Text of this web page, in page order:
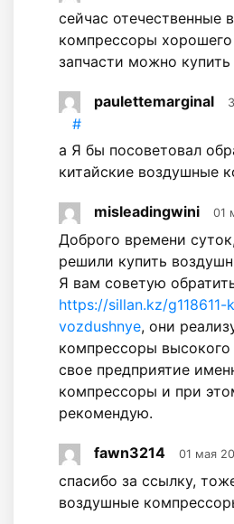
сейчас отечественные
компрессоры хорошего
запчасти можно купить
paulettemarginal
#
а Я бы посоветовал
китайские воздушные
misleadingwini 01
Доброго времени
решили купить
Я вам советую
https://sillan.kz/
vozdushnye, они
компрессоры
свое предприятие
компрессоры и при
рекомендую.
fawn3214 01 мая
спасибо за ссылку,
воздушные